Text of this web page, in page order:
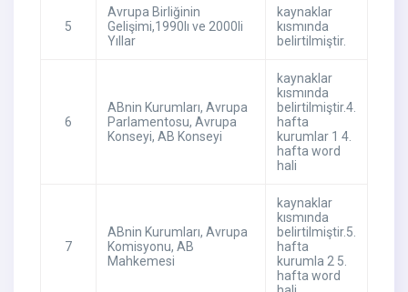
5
Avrupa Birliğinin
Gelişimi,1990lı ve 2000li
Yıllar
kaynaklar
kısmında
belirtilmiştir.
6
ABnin Kurumları, Avrupa
Parlamentosu, Avrupa
Konseyi, AB Konseyi
kaynaklar
kısmında
belirtilmiştir.4.
hafta
kurumlar 1 4.
hafta word
hali
7
ABnin Kurumları, Avrupa
Komisyonu, AB
Mahkemesi
kaynaklar
kısmında
belirtilmiştir.5.
hafta
kurumla 2 5.
hafta word